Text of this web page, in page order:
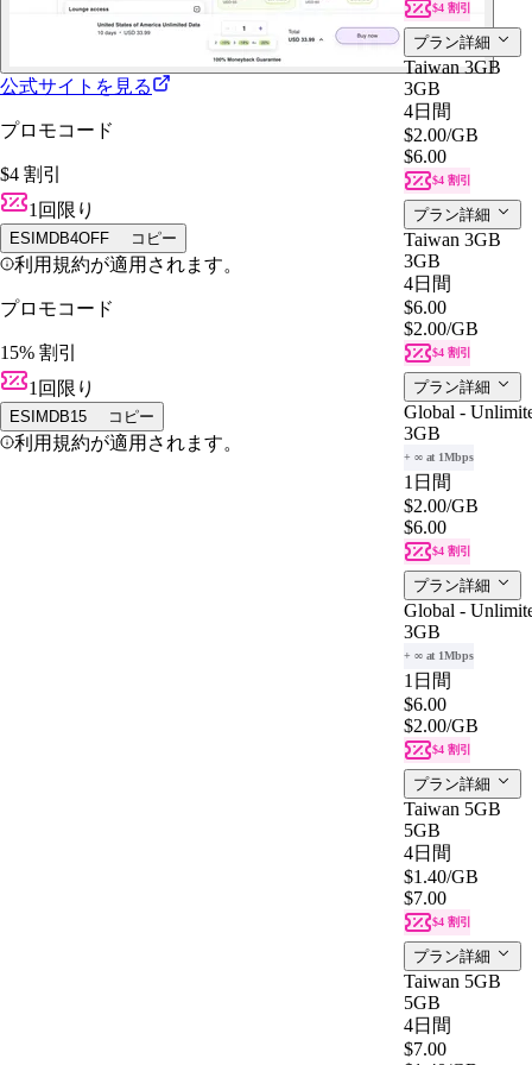
公式サイトを見る
プロモコード
$4 割引
1回限り
ESIMDB4OFF コピー
利用規約が適用されます。
プロモコード
15% 割引
1回限り
ESIMDB15 コピー
利用規約が適用されます。
$4 割引
プラン詳細
Taiwan 3GB
3GB
4日間
$2.00/GB
$6.00
$4 割引
プラン詳細
Taiwan 3GB
3GB
4日間
$6.00
$2.00/GB
$4 割引
プラン詳細
Global -
3GB
+ ∞ at 1Mbps
1日間
$2.00/GB
$6.00
$4 割引
プラン詳細
Global -
3GB
+ ∞ at 1Mbps
1日間
$6.00
$2.00/GB
$4 割引
プラン詳細
Taiwan 5GB
5GB
4日間
$1.40/GB
$7.00
$4 割引
プラン詳細
Taiwan 5GB
5GB
4日間
$7.00